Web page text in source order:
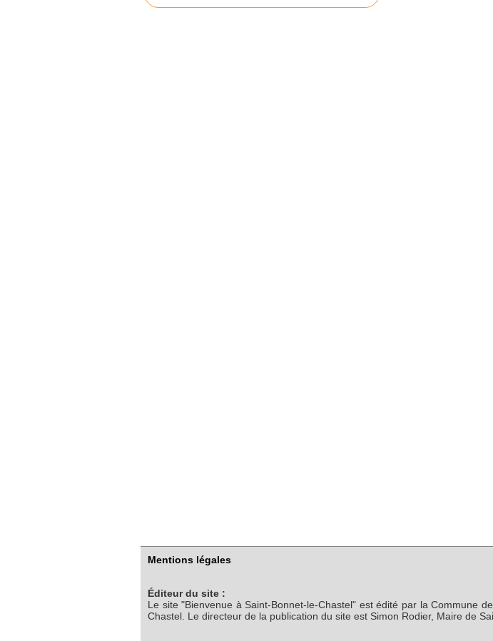
Mentions légales
Éditeur du site :
Le site "Bienvenue à Saint-Bonnet-le-Chastel" est édité par la Commune
Chastel. Le directeur de la publication du site est Simon Rodier, Maire de